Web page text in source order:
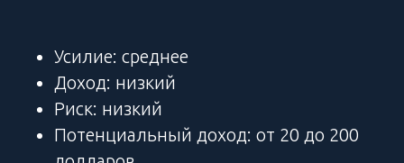
Усилие: среднее
Доход: низкий
Риск: низкий
Потенциальный доход: от 20 до 200